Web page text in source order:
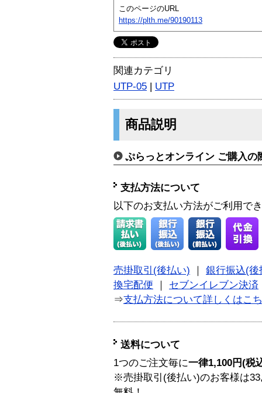
このページのURL
https://plth.me/90190113
関連カテゴリ
UTP-05 | UTP
商品説明
ぷらっとオンライン ご購入の
支払方法について
以下のお支払い方法がご利用で
売掛取引(後払い)
銀行振込(後
換宅配便
セブンイレブン決済
⇒支払方法について詳しくはこ
送料について
1つのご注文毎に一律1,100円(税
※売掛取引(後払い)のお客様は